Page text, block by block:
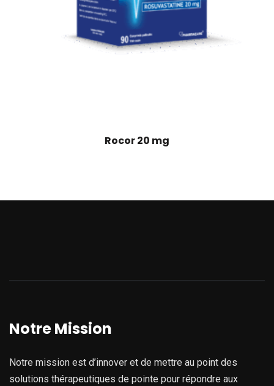
Rocor 20 mg
Notre Mission
Notre mission est d’innover et de mettre au point des
solutions thérapeutiques de pointe pour répondre aux